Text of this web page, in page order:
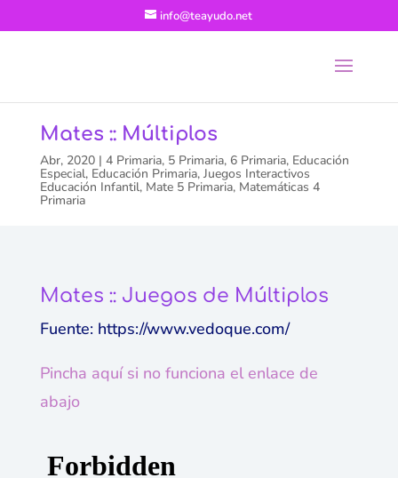
info@teayudo.net
Mates :: Múltiplos
Abr, 2020| 4 Primaria, 5 Primaria, 6 Primaria, Educación
Especial, Educación Primaria, Juegos Interactivos
Educación Infantil, Mate 5 Primaria, Matemáticas 4
Primaria
Mates :: Juegos de Múltiplos
Fuente: https://www.vedoque.com/
Pincha aquí si no funciona el enlace de
abajo